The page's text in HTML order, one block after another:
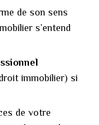
de son sens
s’entend
immobilier) si
de votre